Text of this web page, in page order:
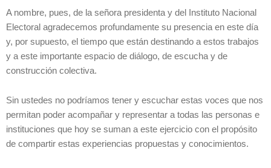
A nombre, pues, de la señora presidenta y del Instituto Nacional
Electoral agradecemos profundamente su presencia en este día
y, por supuesto, el tiempo que están destinando a estos trabajos
y a este importante espacio de diálogo, de escucha y de
construcción colectiva.
Sin ustedes no podríamos tener y escuchar estas voces que nos
permitan poder acompañar y representar a todas las personas e
instituciones que hoy se suman a este ejercicio con el propósito
de compartir estas experiencias propuestas y conocimientos.